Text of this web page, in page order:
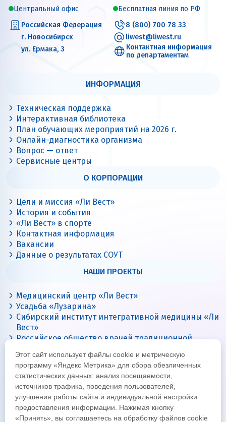
Центральный офис
Российская Федерация
г. Новосибирск
ул. Ермака, 3
Бесплатная линия по РФ
8 (800) 700 78 33
liwest@liwest.ru
Контактная информация
по департаментам
ИНФОРМАЦИЯ
Техническая поддержка
Интерактивная библиотека
План обучающих мероприятий на 2026 г.
Онлайн-диагностика организма
Вопрос — ответ
Сервисные центры
О КОРПОРАЦИИ
Цели и миссия «Ли Вест»
История и события
«Ли Вест» в спорте
Контактная информация
Вакансии
Данные о результатах СОУТ
НАШИ ПРОЕКТЫ
Медицинский центр «Ли Вест»
Усадьба «Лузарина»
Сибирский институт интегративной медицины «Ли
Вест»
Российское общество врачей традиционной
Цигун с Ли Вест
Этот сайт использует файлы cookie и метрическую
программу «Яндекс Метрика» для сбора обезличенных
статистических данных: анализ посещаемости,
источников трафика, поведения пользователей,
улучшения работы сайта и индивидуальной настройки
предоставления информации. Нажимая кнопку
«Принять», вы соглашаетесь на обработку файлов cookie